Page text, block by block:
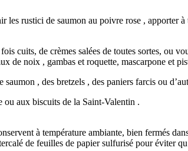
les rustici de saumon au poivre rose , apporter à
cuits, de crèmes salées de toutes sortes, ou
de noix , gambas et roquette, mascarpone et
, des bretzels , des paniers farcis ou
ou aux biscuits de la Saint-Valentin .
à température ambiante, bien fermés
de feuilles de papier sulfurisé pour éviter